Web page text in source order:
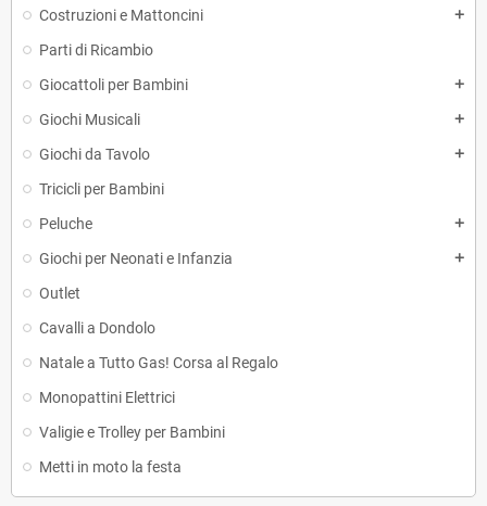
Costruzioni e Mattoncini add
Parti di Ricambio
Giocattoli per Bambini
add
Giochi Musicali add
Giochi da Tavolo add
Tricicli per Bambini
Peluche
add
Giochi per Neonati e Infanzia add
Outlet
Cavalli a Dondolo
Natale a Tutto Gas! Corsa al Regalo
Monopattini Elettrici
Valigie e Trolley per Bambini
Metti in moto la festa